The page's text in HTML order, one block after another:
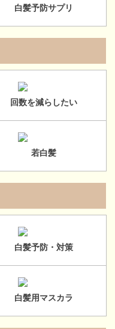
白髪予防サプリ
回数を減らしたい
若白髪
白髪予防・対策
白髪用マスカラ